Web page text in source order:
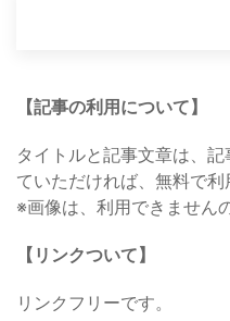
【記事の利用について】
タイトルと記事文章は、
ていただければ、無料で利
※画像は、利用できません
【リンクついて】
リンクフリーです。